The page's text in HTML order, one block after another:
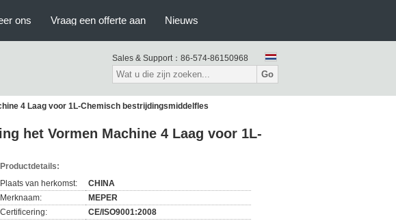
ons Vraag een offerte aan Nieuws
Sales & Support： 86-574-86150968
Go
4 Laag voor 1L-Chemisch bestrijdingsmiddelfles
het Vormen Machine 4 Laag voor 1L-
Productdetails:
Plaats van herkomst:
CHINA
Merknaam:
MEPER
Certificering:
CE/ISO9001:2008